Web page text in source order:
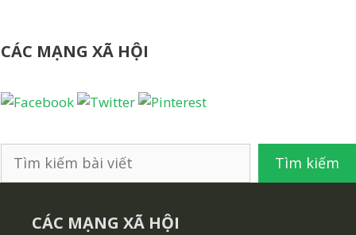
CÁC MẠNG XÃ HỘI
Tìm
kiếm
Tìm kiếm
CÁC MẠNG XÃ HỘI